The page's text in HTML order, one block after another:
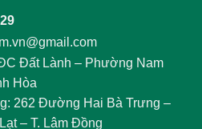
Đất Lành – Phường Nam
Hòa
262 Đường Hai Bà Trưng –
– T. Lâm Đồng